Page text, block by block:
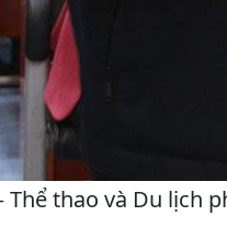
Thể thao và Du